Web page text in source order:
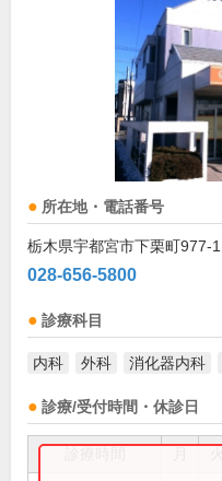
所在地・電話番号
栃木県宇都宮市下栗町977-1
028-656-5800
診療科目
内科 外科 消化器内科
診療/受付時間・休診日